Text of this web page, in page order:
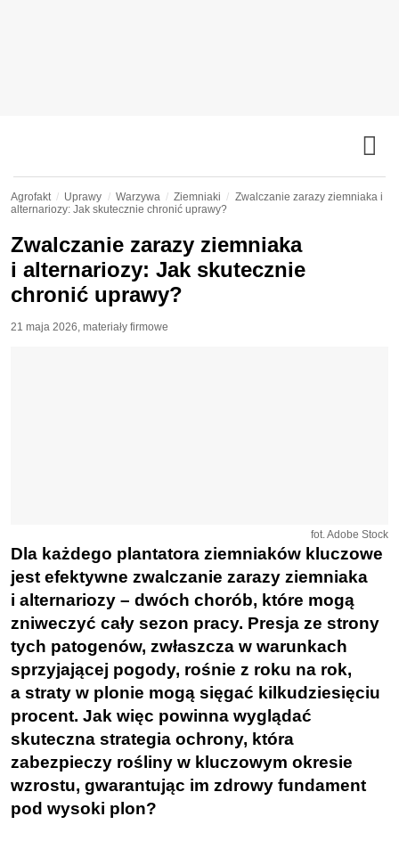
Agrofakt Uprawy Warzywa Ziemniaki
Zwalczanie zarazy ziemniaka i
alternariozy: Jak skutecznie chronić uprawy?
Zwalczanie zarazy ziemniaka
i alternariozy: Jak skutecznie
chronić uprawy?
21 maja 2026, materiały firmowe
fot. Adobe Stock
Dla każdego plantatora ziemniaków kluczowe
jest efektywne zwalczanie zarazy ziemniaka
i alternariozy – dwóch chorób, które mogą
zniweczyć cały sezon pracy. Presja ze strony
tych patogenów, zwłaszcza w warunkach
sprzyjającej pogody, rośnie z roku na rok,
a straty w plonie mogą sięgać kilkudziesięciu
procent. Jak więc powinna wyglądać
skuteczna strategia ochrony, która
zabezpieczy rośliny w kluczowym okresie
wzrostu, gwarantując im zdrowy fundament
pod wysoki plon?